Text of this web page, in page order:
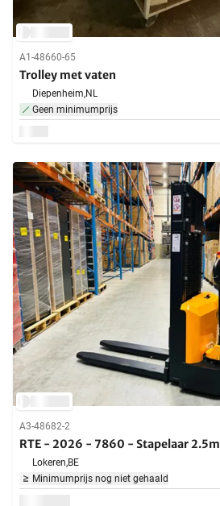
A1-48660-65
Trolley met vaten
Diepenheim,NL
Geen minimumprijs
A3-48682-2
RTE - 2026 - 7860 - Stapelaar 2.5m
Lokeren,BE
Minimumprijs nog niet gehaald